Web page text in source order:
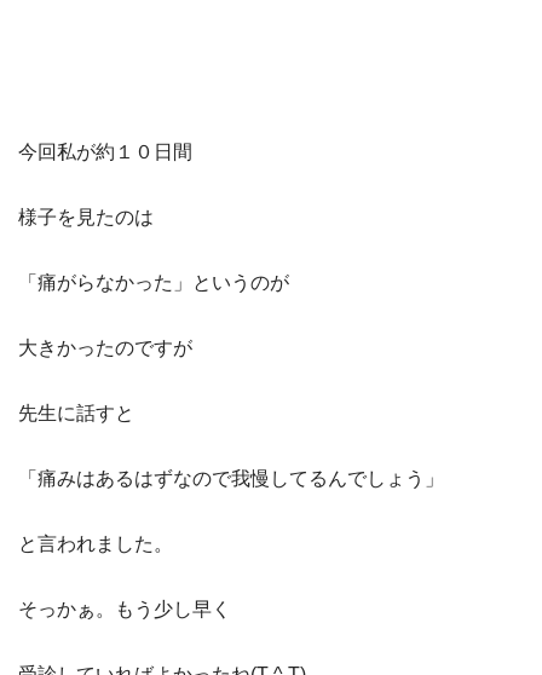
今回私が約１０日間
様子を見たのは
「痛がらなかった」というのが
大きかったのですが
先生に話すと
「痛みはあるはずなので我慢してるんでしょう」
と言われました。
そっかぁ。もう少し早く